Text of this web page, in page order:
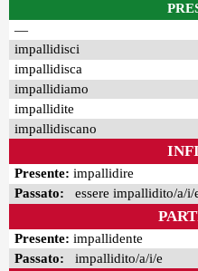
—
impallidisci
impallidisca
impallidiamo
impallidite
impallidiscano
Presente: impallidire
Passato: essere impallidito/a/i/
Presente: impallidente
Passato: impallidito/a/i/e